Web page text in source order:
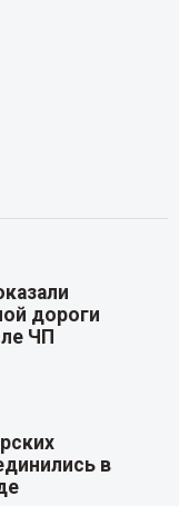
дороги
ЧП
в